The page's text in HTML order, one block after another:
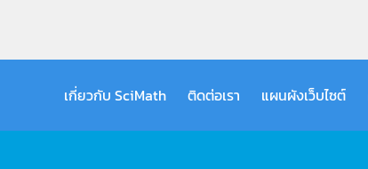
เกี่ยวกับ SciMath ติดต่อเรา แผนผังเว็บไซต์